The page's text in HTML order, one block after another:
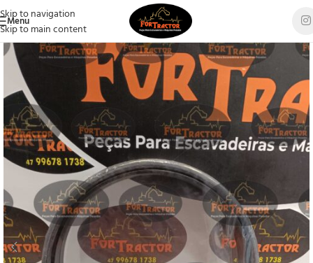
Skip to navigation
Skip to main content
Menu